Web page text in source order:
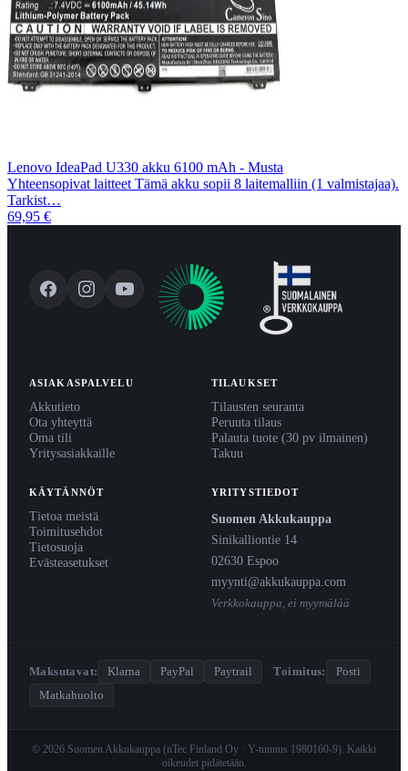
Lenovo IdeaPad U330 akku 6100 mAh - Musta
Yhteensopivat laitteet Tämä akku sopii 8 laitemalliin (1 valmistajaa).
Tarkist…
69,95 €
ASIAKASPALVELU
Akkutieto
Ota yhteyttä
Oma tili
Yritysasiakkaille
TILAUKSET
Tilausten seuranta
Peruuta tilaus
Palauta tuote (30 pv ilmainen)
Takuu
KÄYTÄNNÖT
Tietoa meistä
Toimitusehdot
Tietosuoja
Evästeasetukset
YRITYSTIEDOT
Suomen Akkukauppa
Sinikalliontie 14
02630 Espoo
myynti@akkukauppa.com
Verkkokauppa, ei myymälää
Maksutavat: Klarna PayPal Paytrail · Toimitus:
Posti
Matkahuolto
© 2026 Suomen Akkukauppa (nTec Finland Oy · Y-tunnus 1980160-9). Kaikki
oikeudet pidätetään.